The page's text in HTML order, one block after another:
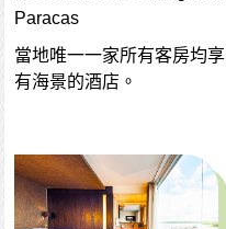
Paracas
當地唯一一家所有客房均享
有海景的酒店。